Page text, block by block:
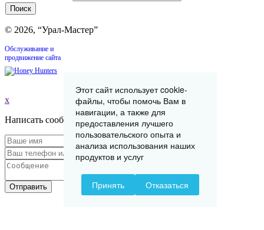
© 2026, “Урал-Мастер”
Обслуживание и
продвижение сайта
x
Написать сообщение
Отправить
Этот сайт использует cookie-
файлы, чтобы помочь Вам в
навигации, а также для
предоставления лучшего
пользовательского опыта и
анализа использования наших
продуктов и услуг
Принять Отказаться